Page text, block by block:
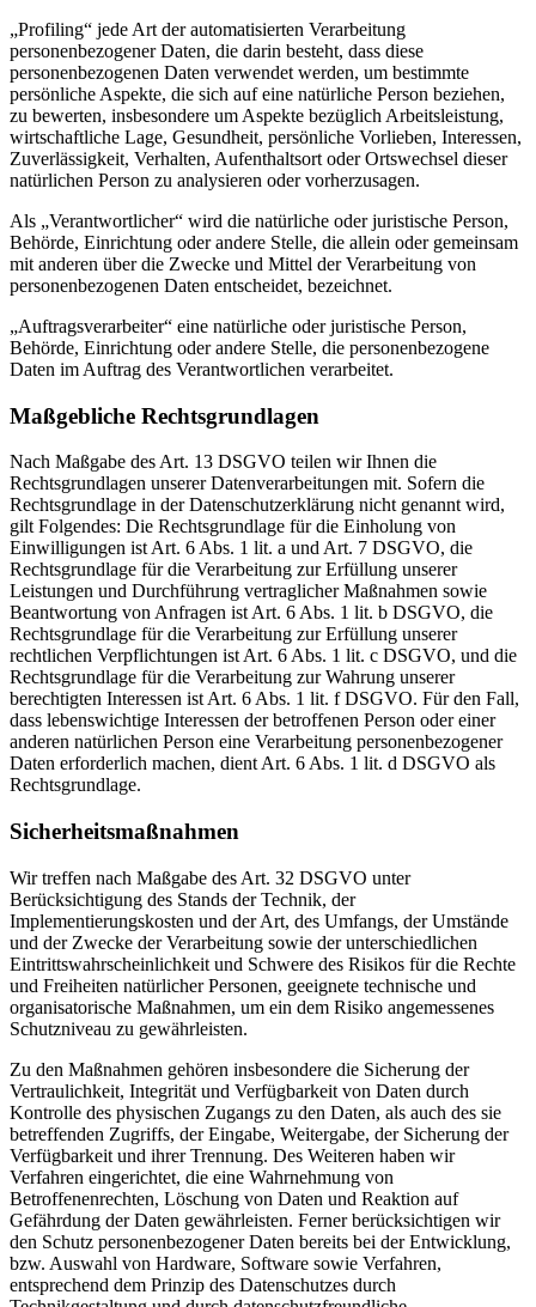
„Profiling“ jede Art der automatisierten Verarbeitung
personenbezogener Daten, die darin besteht, dass diese
personenbezogenen Daten verwendet werden, um bestimmte
persönliche Aspekte, die sich auf eine natürliche Person beziehen,
zu bewerten, insbesondere um Aspekte bezüglich Arbeitsleistung,
wirtschaftliche Lage, Gesundheit, persönliche Vorlieben, Interessen,
Zuverlässigkeit, Verhalten, Aufenthaltsort oder Ortswechsel dieser
natürlichen Person zu analysieren oder vorherzusagen.
Als „Verantwortlicher“ wird die natürliche oder juristische Person,
Behörde, Einrichtung oder andere Stelle, die allein oder gemeinsam
mit anderen über die Zwecke und Mittel der Verarbeitung von
personenbezogenen Daten entscheidet, bezeichnet.
„Auftragsverarbeiter“ eine natürliche oder juristische Person,
Behörde, Einrichtung oder andere Stelle, die personenbezogene
Daten im Auftrag des Verantwortlichen verarbeitet.
Maßgebliche Rechtsgrundlagen
Nach Maßgabe des Art. 13 DSGVO teilen wir Ihnen die
Rechtsgrundlagen unserer Datenverarbeitungen mit. Sofern die
Rechtsgrundlage in der Datenschutzerklärung nicht genannt wird,
gilt Folgendes: Die Rechtsgrundlage für die Einholung von
Einwilligungen ist Art. 6 Abs. 1 lit. a und Art. 7 DSGVO, die
Rechtsgrundlage für die Verarbeitung zur Erfüllung unserer
Leistungen und Durchführung vertraglicher Maßnahmen sowie
Beantwortung von Anfragen ist Art. 6 Abs. 1 lit. b DSGVO, die
Rechtsgrundlage für die Verarbeitung zur Erfüllung unserer
rechtlichen Verpflichtungen ist Art. 6 Abs. 1 lit. c DSGVO, und die
Rechtsgrundlage für die Verarbeitung zur Wahrung unserer
berechtigten Interessen ist Art. 6 Abs. 1 lit. f DSGVO. Für den Fall,
dass lebenswichtige Interessen der betroffenen Person oder einer
anderen natürlichen Person eine Verarbeitung personenbezogener
Daten erforderlich machen, dient Art. 6 Abs. 1 lit. d DSGVO als
Rechtsgrundlage.
Sicherheitsmaßnahmen
Wir treffen nach Maßgabe des Art. 32 DSGVO unter
Berücksichtigung des Stands der Technik, der
Implementierungskosten und der Art, des Umfangs, der Umstände
und der Zwecke der Verarbeitung sowie der unterschiedlichen
Eintrittswahrscheinlichkeit und Schwere des Risikos für die Rechte
und Freiheiten natürlicher Personen, geeignete technische und
organisatorische Maßnahmen, um ein dem Risiko angemessenes
Schutzniveau zu gewährleisten.
Zu den Maßnahmen gehören insbesondere die Sicherung der
Vertraulichkeit, Integrität und Verfügbarkeit von Daten durch
Kontrolle des physischen Zugangs zu den Daten, als auch des sie
betreffenden Zugriffs, der Eingabe, Weitergabe, der Sicherung der
Verfügbarkeit und ihrer Trennung. Des Weiteren haben wir
Verfahren eingerichtet, die eine Wahrnehmung von
Betroffenenrechten, Löschung von Daten und Reaktion auf
Gefährdung der Daten gewährleisten. Ferner berücksichtigen wir
den Schutz personenbezogener Daten bereits bei der Entwicklung,
bzw. Auswahl von Hardware, Software sowie Verfahren,
entsprechend dem Prinzip des Datenschutzes durch